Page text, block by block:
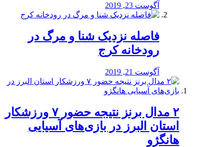
آگوست 23, 2019
️فاصله نزدیک شنا و مرگ در
رودخانه کرج
آگوست 21, 2019
۲ مدال برنز نتیجه حضور ۷ ورزشکار
استان البرز در بازی‌های آسیایی
هانگژو